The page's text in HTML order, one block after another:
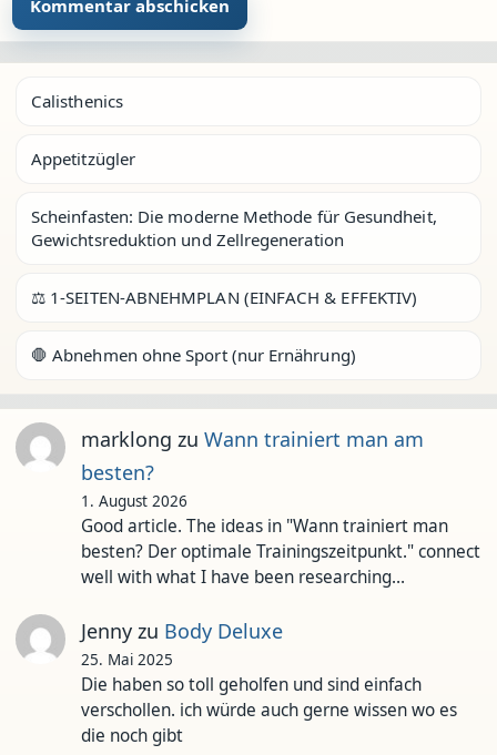
Calisthenics
Appetitzügler
Scheinfasten: Die moderne Methode für Gesundheit,
Gewichtsreduktion und Zellregeneration
⚖️ 1-SEITEN-ABNEHMPLAN (EINFACH & EFFEKTIV)
🛑 Abnehmen ohne Sport (nur Ernährung)
marklong zu Wann trainiert man am
besten?
1. August 2026
Good article. The ideas in "Wann trainiert man
besten? Der optimale Trainingszeitpunkt." connect
well with what I have been researching…
Jennyzu Body Deluxe
25. Mai 2025
Die haben so toll geholfen und sind einfach
verschollen. ich würde auch gerne wissen wo es
die noch gibt